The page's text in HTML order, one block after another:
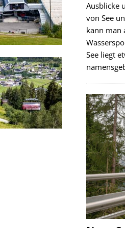
Ausblicke
von See
kann man
See liegt